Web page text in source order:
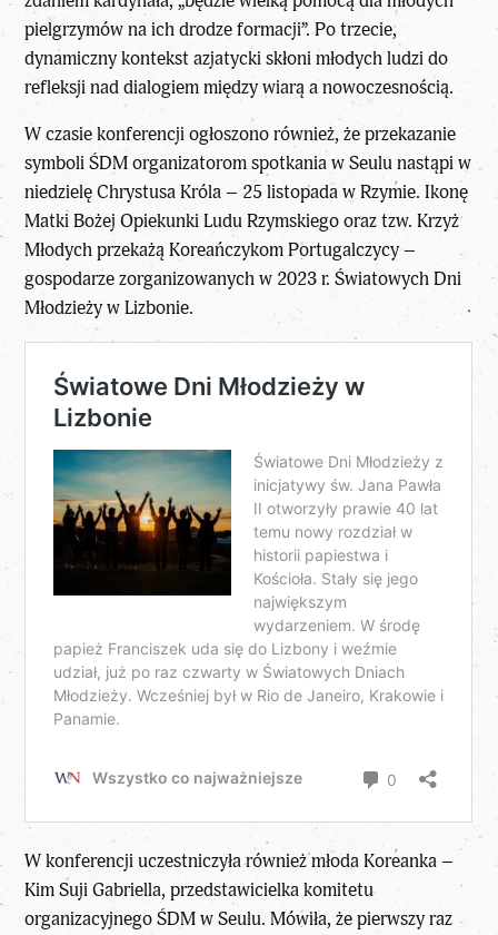
pielgrzymów na ich drodze formacji”. Po trzecie,
dynamiczny kontekst azjatycki skłoni młodych ludzi do
refleksji nad dialogiem między wiarą a nowoczesnością.
W czasie konferencji ogłoszono również, że przekazanie
symboli ŚDM organizatorom spotkania w Seulu nastąpi w
niedzielę Chrystusa Króla – 25 listopada w Rzymie. Ikonę
Matki Bożej Opiekunki Ludu Rzymskiego oraz tzw. Krzyż
Młodych przekażą Koreańczykom Portugalczycy –
gospodarze zorganizowanych w 2023 r. Światowych Dni
Młodzieżyw Lizbonie.
W konferencji uczestniczyła również młoda Koreanka –
Kim Suji Gabriella, przedstawicielka komitetu
organizacyjnego ŚDM w Seulu. Mówiła, że pierwszy raz